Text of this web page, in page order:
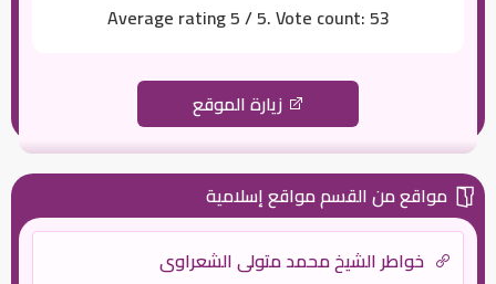
Average rating5/ 5. Vote count:53
زيارة الموقع
مواقع من القسم مواقع إسلامية
خواطر الشيخ محمد متولى الشعراوي